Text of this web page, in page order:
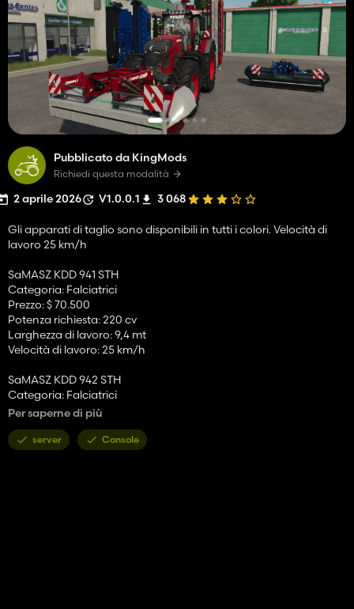
Pubblicato da KingMods
Richiedi questa modalità
2 aprile 2026 V1.0.0.1 3 068
Gli apparati di taglio sono disponibili in tutti i colori. Velocità di
lavoro 25 km/h
SaMASZ KDD 941 STH
Categoria: Falciatrici
Prezzo: $ 70.500
Potenza richiesta: 220 cv
Larghezza di lavoro: 9,4 mt
Velocità di lavoro: 25 km/h
SaMASZ KDD 942 STH
Categoria: Falciatrici
Prezzo: $ 75.500
Larghezza di lavoro: 10,66 mt
Velocità di lavoro: 25 km/h
Per saperne di più
server Console